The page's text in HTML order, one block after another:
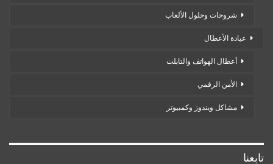
شروحات وحلول الألعاب
عيادة الأعطال
أعطال الهواتف والتابلت
الأمن الرقمي
مشاكل ويندوز وكمبيوتر
تابعنا